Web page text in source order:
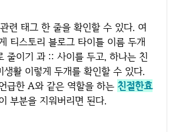
련 태그 한 줄을 확인할 수 있다. 여
티스토리 블로그 타이틀 이름 두개
줄이기 과 :: 사이를 두고, 하나는 친
생활 이렇게 두개를 확인할 수 있다.
급한 A와 같은 역할을 하는 친절한효
부분을 지워버리면 된다.